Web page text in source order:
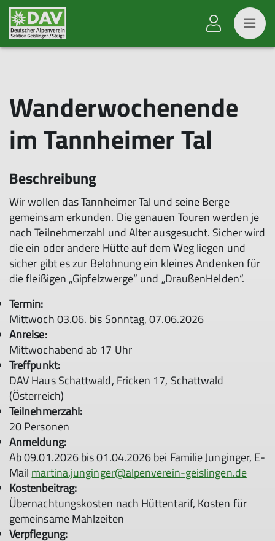
Wanderwochenende
im Tannheimer Tal
Beschreibung
Wir wollen das Tannheimer Tal und seine Berge
gemeinsam erkunden. Die genauen Touren werden je
nach Teilnehmerzahl und Alter ausgesucht. Sicher wird
die ein oder andere Hütte auf dem Weg liegen und
sicher gibt es zur Belohnung ein kleines Andenken für
die fleißigen „Gipfelzwerge“ und „DraußenHelden“.
Termin:
Mittwoch 03.06. bis Sonntag, 07.06.2026
Anreise:
Mittwochabend ab 17 Uhr
Treffpunkt:
DAV Haus Schattwald, Fricken 17, Schattwald
(Österreich)
Teilnehmerzahl:
20 Personen
Anmeldung:
Ab 09.01.2026 bis 01.04.2026 bei Familie Junginger, E-
Mail martina.junginger@alpenverein-geislingen.de
Kostenbeitrag:
Übernachtungskosten nach Hüttentarif, Kosten für
gemeinsame Mahlzeiten
Verpflegung: